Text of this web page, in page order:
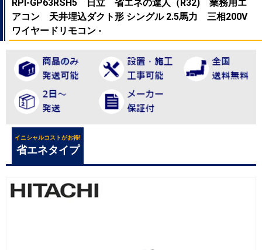
RPI-GP63RSH5 日立 省エネの達人（R32) 業務用エ
アコン 天井埋込ダクト形 シングル 2.5馬力 三相200V
ワイヤードリモコン -
イニシャルコストがお得!
省エネタイプ